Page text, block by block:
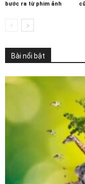
bước ra từ phim ảnh
Bài nổi bật